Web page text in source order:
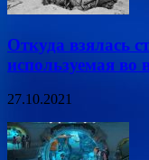
Откуда взялась
используемая во
27.10.2021